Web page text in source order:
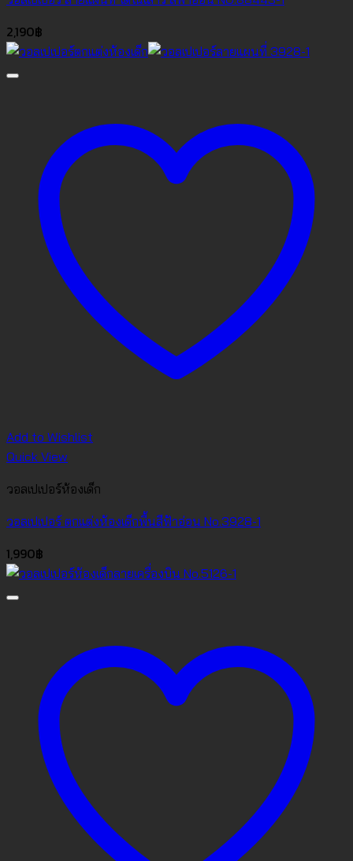
2,190฿
Add to Wishlist
Quick View
วอลเปเปอร์ห้องเด็ก
วอลเปเปอร์ ตกแต่งห้องเด็กพื้นสีฟ้าอ่อน No.3928-1
1,990฿